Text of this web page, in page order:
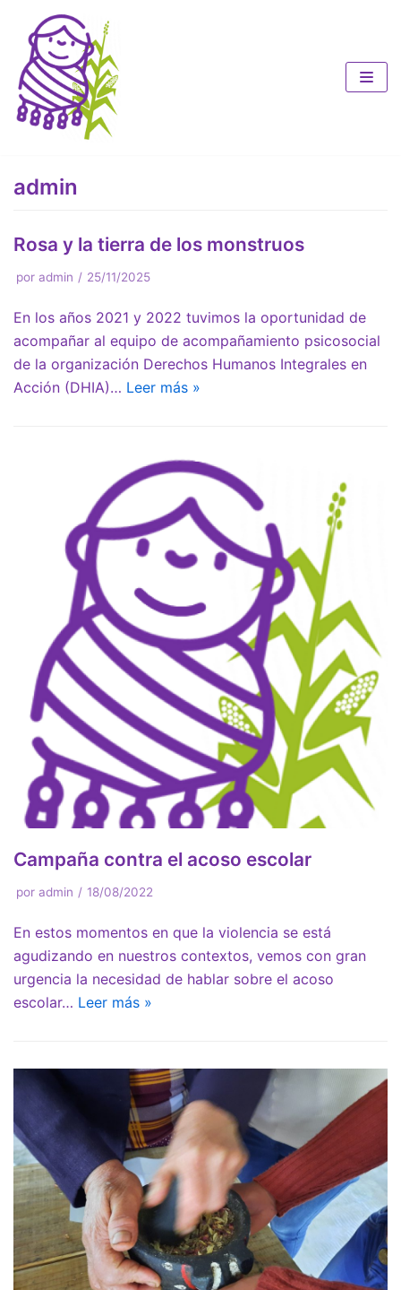
Saltar
al
contenido
admin
Rosa y la tierra de los monstruos
por admin 25/11/2025
En los años 2021 y 2022 tuvimos la oportunidad de
acompañar al equipo de acompañamiento psicosocial
de la organización Derechos Humanos Integrales en
Acción (DHIA)… Leer más »
Campaña contra el acoso escolar
por admin 18/08/2022
En estos momentos en que la violencia se está
agudizando en nuestros contextos, vemos con gran
urgencia la necesidad de hablar sobre el acoso
escolar… Leer más »